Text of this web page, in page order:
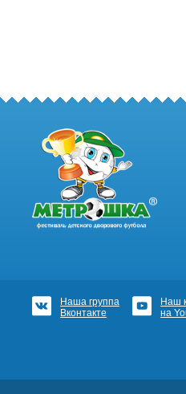
Наша группа
Вконтакте
Наш
на